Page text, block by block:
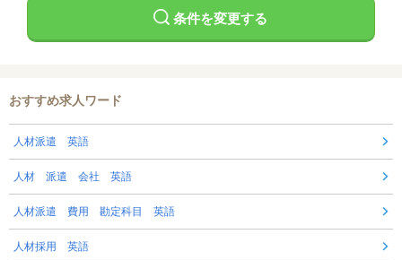
条件を変更する
おすすめ求人ワード
人材派遣 英語
人材 派遣 会社 英語
人材派遣 費用 勘定科目 英語
人材採用 英語